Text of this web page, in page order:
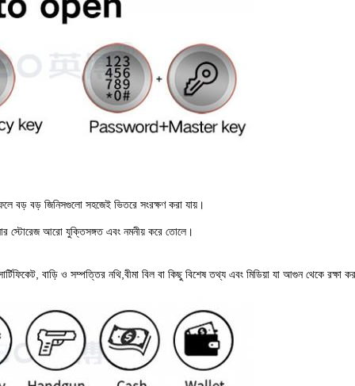
বড় বড় জিনিসগুলো সহজেই ভিতরে সংরক্ষণ করা যায়।
স্টোরেজ আরো যুক্তিসঙ্গত এবং নমনীয় করে তোলে।
বাড়ি ও সম্পত্তির নথি,বীমা বিল বা কিছু বিশেষ তথ্য এবং মিডিয়া যা আগুন থেকে রক্ষা